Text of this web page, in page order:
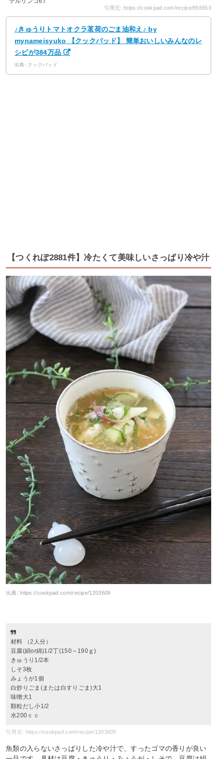
引用元: https://cookpad.com/recipe/856653
♪きゅうりトマトオクラ茗荷のごま油和え♪ by
mynameisyuko 【クックパッド】 簡単おいしいみんなのレ
シピが384万品
出典: クックパッド
【つくれぽ2881件】冷たくて美味しいさっぱり冷や汁
出典:https://cookpad.com/recipe/1203609
材料 （2人分）
豆腐(絹or綿)1/2丁(150～190ｇ)
きゅうり1/2本
しそ3枚
みょうが1個
白炒りごま(または白すりごま)大1
味噌大1
顆粒だし小1/2
水200ｃｃ
引用元: https://cookpad.com/recipe/1203609
魚類の入らないさっぱりした冷や汁で、すったゴマの香りが良い